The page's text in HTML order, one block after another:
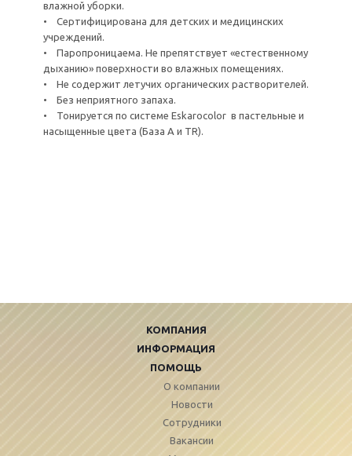
влажной уборки.
• Сертифицирована для детских и медицинских
учреждений.
• Паропроницаема. Не препятствует «естественному
дыханию» поверхности во влажных помещениях.
• Не содержит летучих органических растворителей.
• Без неприятного запаха.
• Тонируется по системе Eskarocolor в пастельные и
насыщенные цвета (База A и TR).
КОМПАНИЯ
ИНФОРМАЦИЯ
ПОМОЩЬ
О компании
Новости
Сотрудники
Вакансии